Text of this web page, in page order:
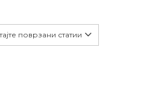
поврзани статии